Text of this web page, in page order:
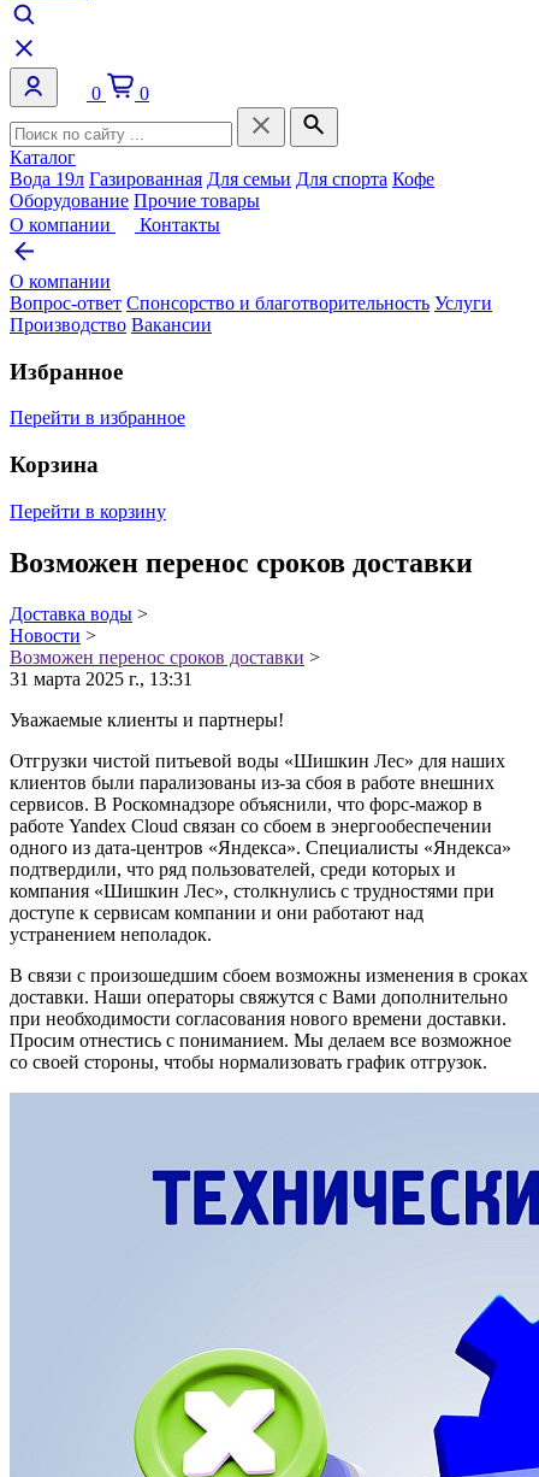
0 0
Каталог
Вода 19л Газированная Для семьи Для спорта Кофе
Оборудование Прочие товары
О компании
Контакты
О компании
Вопрос-ответ Спонсорство и благотворительность Услуги
Производство Вакансии
Избранное
Перейти в избранное
Корзина
Перейти в корзину
Возможен перенос сроков доставки
Доставка воды >
Новости >
Возможен перенос сроков доставки >
31 марта 2025 г., 13:31
Уважаемые клиенты и партнеры!
Отгрузки чистой питьевой воды «Шишкин Лес» для наших
клиентов были парализованы из-за сбоя в работе внешних
сервисов. В Роскомнадзоре объяснили, что форс-мажор в
работе Yandex Cloud связан со сбоем в энергообеспечении
одного из дата-центров «Яндекса». Специалисты «Яндекса»
подтвердили, что ряд пользователей, среди которых и
компания «Шишкин Лес», столкнулись с трудностями при
доступе к сервисам компании и они работают над
устранением неполадок.
В связи с произошедшим сбоем возможны изменения в сроках
доставки. Наши операторы свяжутся с Вами дополнительно
при необходимости согласования нового времени доставки.
Просим отнестись с пониманием. Мы делаем все возможное
со своей стороны, чтобы нормализовать график отгрузок.